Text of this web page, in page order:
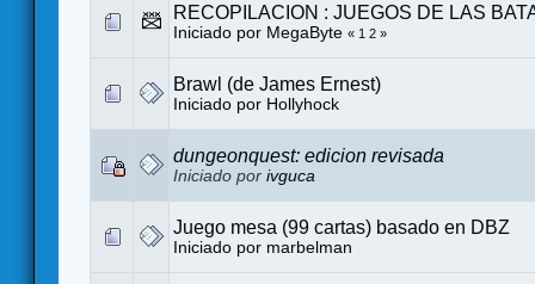
RECOPILACION : JUEGOS DE LAS
Iniciado por MegaByte « 1 2 »
Brawl (de James Ernest)
Iniciado por Hollyhock
dungeonquest: edicion revisada
Iniciado por ivguca
Juego mesa (99 cartas) basado en DBZ
Iniciado por marbelman